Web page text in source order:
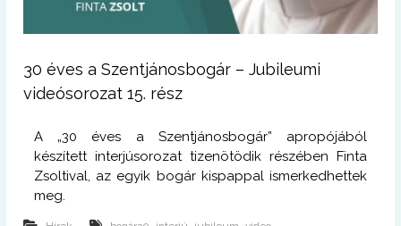
30 éves a Szentjánosbogár – Jubileumi
videósorozat 15. rész
A „30 éves a Szentjánosbogár” apropójából
készített interjúsorozat tizenötödik részében Finta
Zsoltival, az egyik bogár kispappal ismerkedhettek
meg.